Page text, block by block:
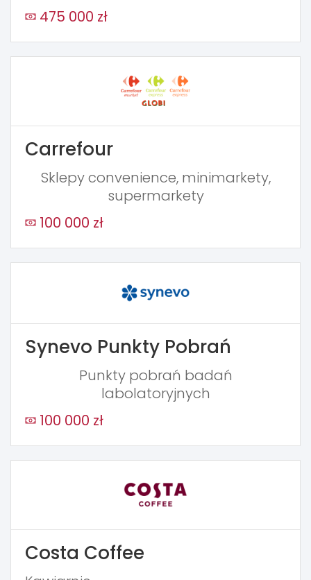
475 000 zł
Carrefour
Sklepy convenience, minimarkety,
supermarkety
100 000 zł
Synevo Punkty Pobrań
Punkty pobrań badań
labolatoryjnych
100 000 zł
Costa Coffee